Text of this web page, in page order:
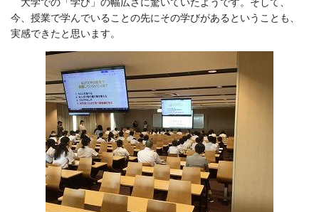
今、授業で学んでいることの先にその学びがあるということも、
実感できたと思います。